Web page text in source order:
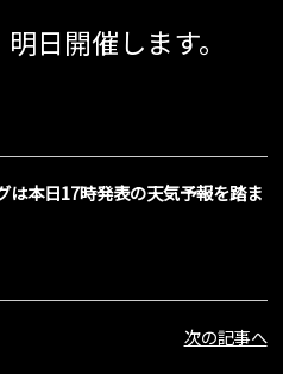
日開催します。
は本日17時発表の天気予報を踏ま
次の記事へ